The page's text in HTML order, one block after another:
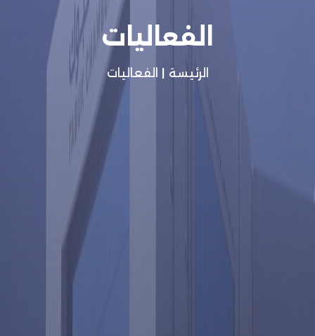
الفعاليات
الرئيسة الفعاليات